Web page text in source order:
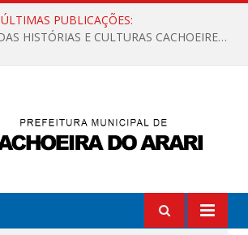
ÚLTIMAS PUBLICAÇÕES:
A VALORIZAÇÃO DAS HISTÓRIAS E CULTURAS CACHOEIRENSES